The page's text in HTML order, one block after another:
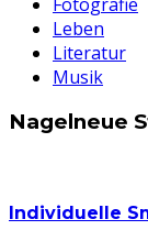
Leben
Literatur
Musik
Nagelneue
Individuelle